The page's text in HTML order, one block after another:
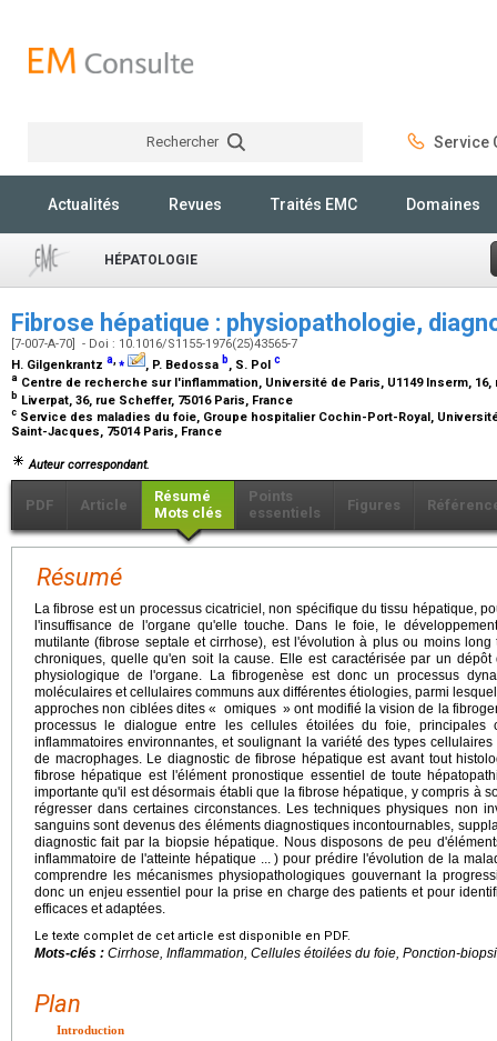
Rechercher Service
Actualités Revues Traités EMC Domaines
HÉPATOLOGIE
Fibrose hépatique : physiopathologie,
[7-007-A-70] - Doi : 10.1016/S1155-1976(25)43565-7
H. Gilgenkrantz a,⁎ , P. Bedossa b, S. Pol c
a Centre de recherche sur l'inflammation, Université de Paris, U1149 Inserm, 16,
b Liverpat, 36, rue Scheffer, 75016 Paris, France
c Service des maladies du foie, Groupe hospitalier Cochin-Port-Royal,
Saint-Jacques, 75014 Paris, France
Auteur correspondant.
PDF Article
Résumé
Mots clés
Points
essentiels
Figures
Résumé
La fibrose est un processus cicatriciel, non spécifique du tissu hépatique,
l'insuffisance de l'organe qu'elle touche. Dans le foie, le
mutilante (fibrose septale et cirrhose), est l'évolution à plus ou moins
chroniques, quelle qu'en soit la cause. Elle est caractérisée par un dépôt
physiologique de l'organe. La fibrogenèse est donc un processus
moléculaires et cellulaires communs aux différentes étiologies, parmi
approches non ciblées dites « omiques » ont modifié la vision de la
processus le dialogue entre les cellules étoilées du foie, principales
inflammatoires environnantes, et soulignant la variété des types
de macrophages. Le diagnostic de fibrose hépatique est avant tout
fibrose hépatique est l'élément pronostique essentiel de toute
importante qu'il est désormais établi que la fibrose hépatique, y compris à
régresser dans certaines circonstances. Les techniques physiques non
sanguins sont devenus des éléments diagnostiques incontournables,
diagnostic fait par la biopsie hépatique. Nous disposons de peu
inflammatoire de l'atteinte hépatique ... ) pour prédire l'évolution de la
comprendre les mécanismes physiopathologiques gouvernant la
donc un enjeu essentiel pour la prise en charge des patients et pour
efficaces et adaptées.
Le texte complet de cet article est disponible en PDF.
Mots-clés : Cirrhose, Inflammation, Cellules étoilées du foie, Ponction-
Plan
Introduction